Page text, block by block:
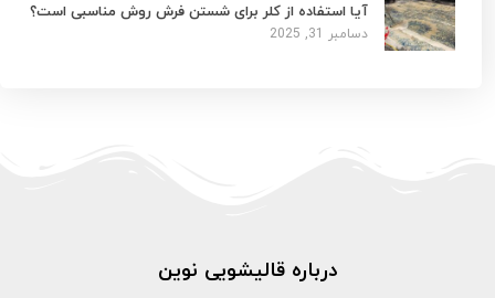
آیا استفاده از کلر برای شستن فرش روش مناسبی است؟
دسامبر 31, 2025
درباره قالیشویی نوین